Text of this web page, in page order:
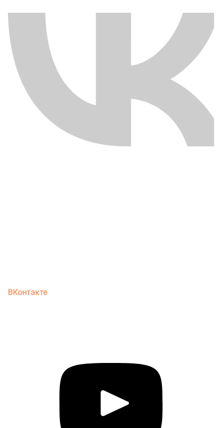
ВКонтакте